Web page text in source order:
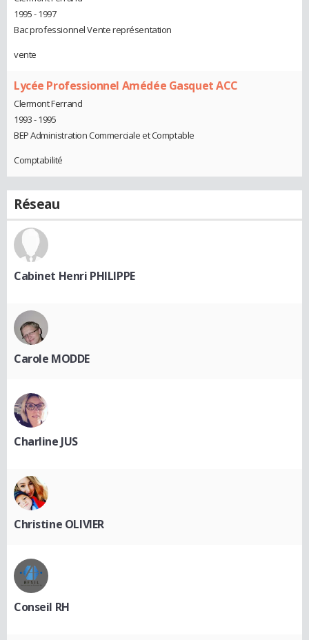
1995 - 1997
Bac professionnel Vente représentation
vente
Lycée Professionnel Amédée Gasquet ACC
Clermont Ferrand
1993 - 1995
BEP Administration Commerciale et Comptable
Comptabilité
Réseau
Cabinet Henri PHILIPPE
Carole MODDE
Charline JUS
Christine OLIVIER
Conseil RH